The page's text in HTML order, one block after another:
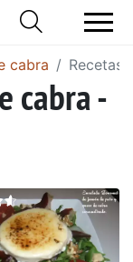
cabra Recetas
cabra -